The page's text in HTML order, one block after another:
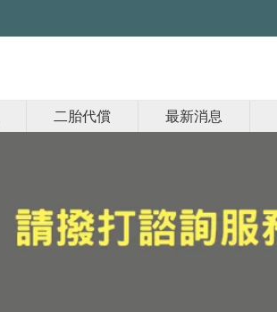
二胎代償 最新消息